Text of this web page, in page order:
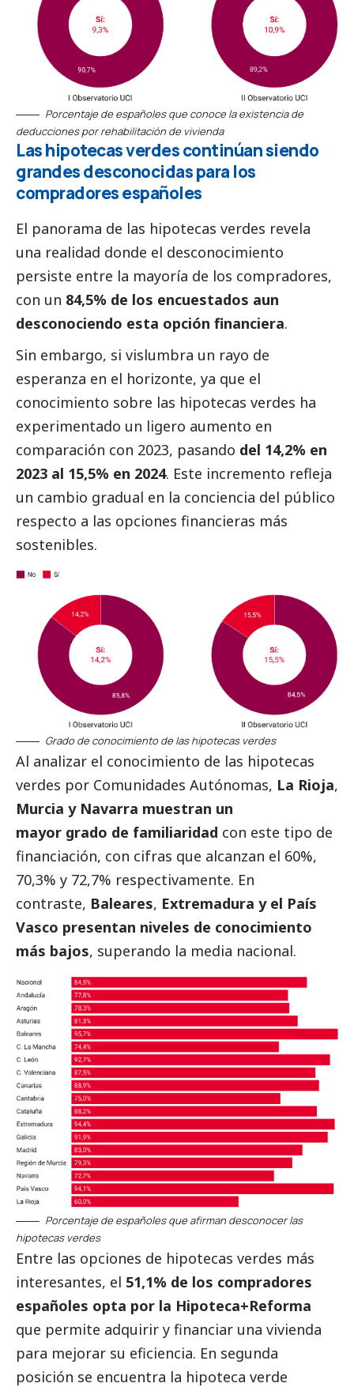
Porcentaje de españoles que conoce la existencia de
deducciones por rehabilitación de vivienda
Las hipotecas verdes continúan siendo
grandes desconocidas para los
compradores españoles
El panorama de las hipotecas verdes revela
una realidad donde el desconocimiento
persiste entre la mayoría de los compradores,
con un 84,5% de los encuestados aun
desconociendo esta opción financiera.
Sin embargo, si vislumbra un rayo de
esperanza en el horizonte, ya que el
conocimiento sobre las hipotecas verdes ha
experimentado un ligero aumento en
comparación con 2023, pasando del 14,2% en
2023 al 15,5% en 2024. Este incremento refleja
un cambio gradual en la conciencia del público
respecto a las opciones financieras más
sostenibles.
Grado de conocimiento de las hipotecas verdes
Al analizar el conocimiento de las hipotecas
verdes por Comunidades Autónomas, La Rioja,
Murcia y Navarra muestran un
mayor grado de familiaridad con este tipo de
financiación, con cifras que alcanzan el 60%,
70,3% y 72,7% respectivamente. En
contraste, Baleares, Extremadura y el País
Vasco presentan niveles de conocimiento
más bajos, superando la media nacional.
Porcentaje de españoles que afirman desconocer las
hipotecas verdes
Entre las opciones de hipotecas verdes más
interesantes, el 51,1% de los compradores
españoles opta por la Hipoteca+Reforma
que permite adquirir y financiar una vivienda
para mejorar su eficiencia. En segunda
posición se encuentra la hipoteca verde